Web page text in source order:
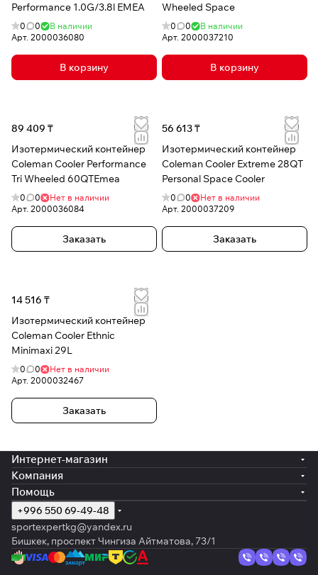
Performance 1.0G/3.8l EMEA
0 0
В наличии
Арт. 2000036080
В корзину
Wheeled Space
0 0
В наличии
Арт. 2000037210
В корзину
89 409 ₸
Изотермический контейнер
Coleman Cooler Performance
Tri Wheeled 60QTEmea
0 0
Нет в наличии
Арт. 2000036084
Заказать
56 613 ₸
Изотермический контейнер
Coleman Cooler Extreme 28QT
Personal Space Cooler
0 0
Нет в наличии
Арт. 2000037209
Заказать
14 516 ₸
Изотермический контейнер
Coleman Cooler Ethnic
Minimaxi 29L
0 0
Нет в наличии
Арт. 2000032467
Заказать
Интернет-магазин
Компания
Помощь
+996 550 69-49-48
sportexpertkg@yandex.ru
Бишкек, проспект Чингиза Айтматова, 73/1